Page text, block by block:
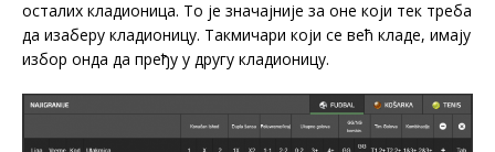
осталих кладионица. То је значајније за оне који тек треба
да изаберу кладионицу. Такмичари који се већ кладе, имају
избор онда да пређу у другу кладионицу.